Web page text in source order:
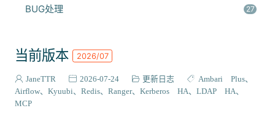
BUG处理 27
组件安装
报错解决 68
VIEW插件
当前版本 2026/07
JaneTTR 2026-07-24 更新日志
Ambari Plus
Airflow
Kyuubi Redis Ranger Kerberos HA
LDAP HA
MCP